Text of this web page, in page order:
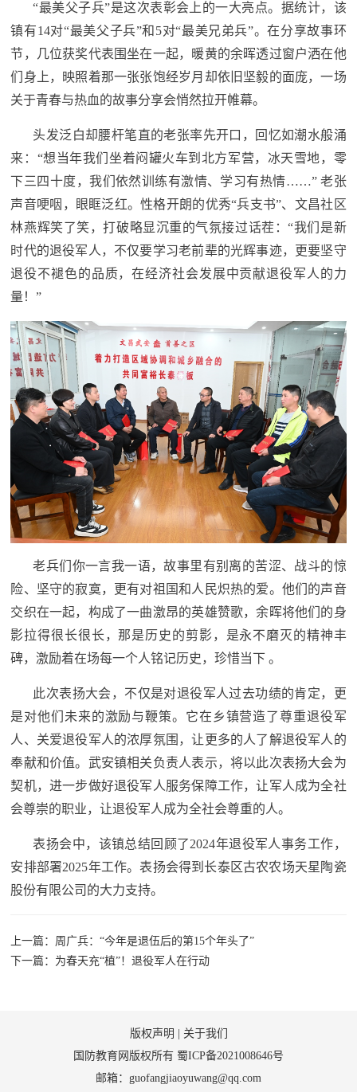
“最美父子兵”是这次表彰会上的一大亮点。据统计，该
镇有14对“最美父子兵”和5对“最美兄弟兵”。在分享故事环
节，几位获奖代表围坐在一起，暖黄的余晖透过窗户洒在他
们身上，映照着那一张张饱经岁月却依旧坚毅的面庞，一场
关于青春与热血的故事分享会悄然拉开帷幕。
头发泛白却腰杆笔直的老张率先开口，回忆如潮水般涌
来：“想当年我们坐着闷罐火车到北方军营，冰天雪地，零
下三四十度，我们依然训练有激情、学习有热情……” 老张
声音哽咽，眼眶泛红。性格开朗的优秀“兵支书”、文昌社区
林燕辉笑了笑，打破略显沉重的气氛接过话茬：“我们是新
时代的退役军人，不仅要学习老前辈的光辉事迹，更要坚守
退役不褪色的品质，在经济社会发展中贡献退役军人的力
量！”
老兵们你一言我一语，故事里有别离的苦涩、战斗的惊
险、坚守的寂寞，更有对祖国和人民炽热的爱。他们的声音
交织在一起，构成了一曲激昂的英雄赞歌，余晖将他们的身
影拉得很长很长，那是历史的剪影，是永不磨灭的精神丰
碑，激励着在场每一个人铭记历史，珍惜当下 。
此次表扬大会，不仅是对退役军人过去功绩的肯定，更
是对他们未来的激励与鞭策。它在乡镇营造了尊重退役军
人、关爱退役军人的浓厚氛围，让更多的人了解退役军人的
奉献和价值。武安镇相关负责人表示，将以此次表扬大会为
契机，进一步做好退役军人服务保障工作，让军人成为全社
会尊崇的职业，让退役军人成为全社会尊重的人。
表扬会中，该镇总结回顾了2024年退役军人事务工作，
安排部署2025年工作。表扬会得到长泰区古农农场天星陶瓷
股份有限公司的大力支持。
上一篇：周广兵：“今年是退伍后的第15个年头了”
下一篇：为春天充“植”！退役军人在行动
版权声明 | 关于我们
国防教育网版权所有 蜀ICP备2021008646号
邮箱：guofangjiaoyuwang@qq.com